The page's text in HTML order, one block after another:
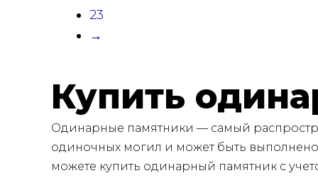
23
→
Купить
Одинарные памятники — самый
одиночных могил и может быть
можете купить одинарный памятник с